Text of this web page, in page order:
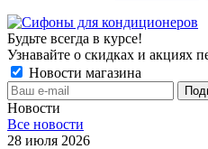
Будьте всегда в курсе!
Узнавайте о скидках и акциях
Новости магазина
Новости
Все новости
28 июля 2026